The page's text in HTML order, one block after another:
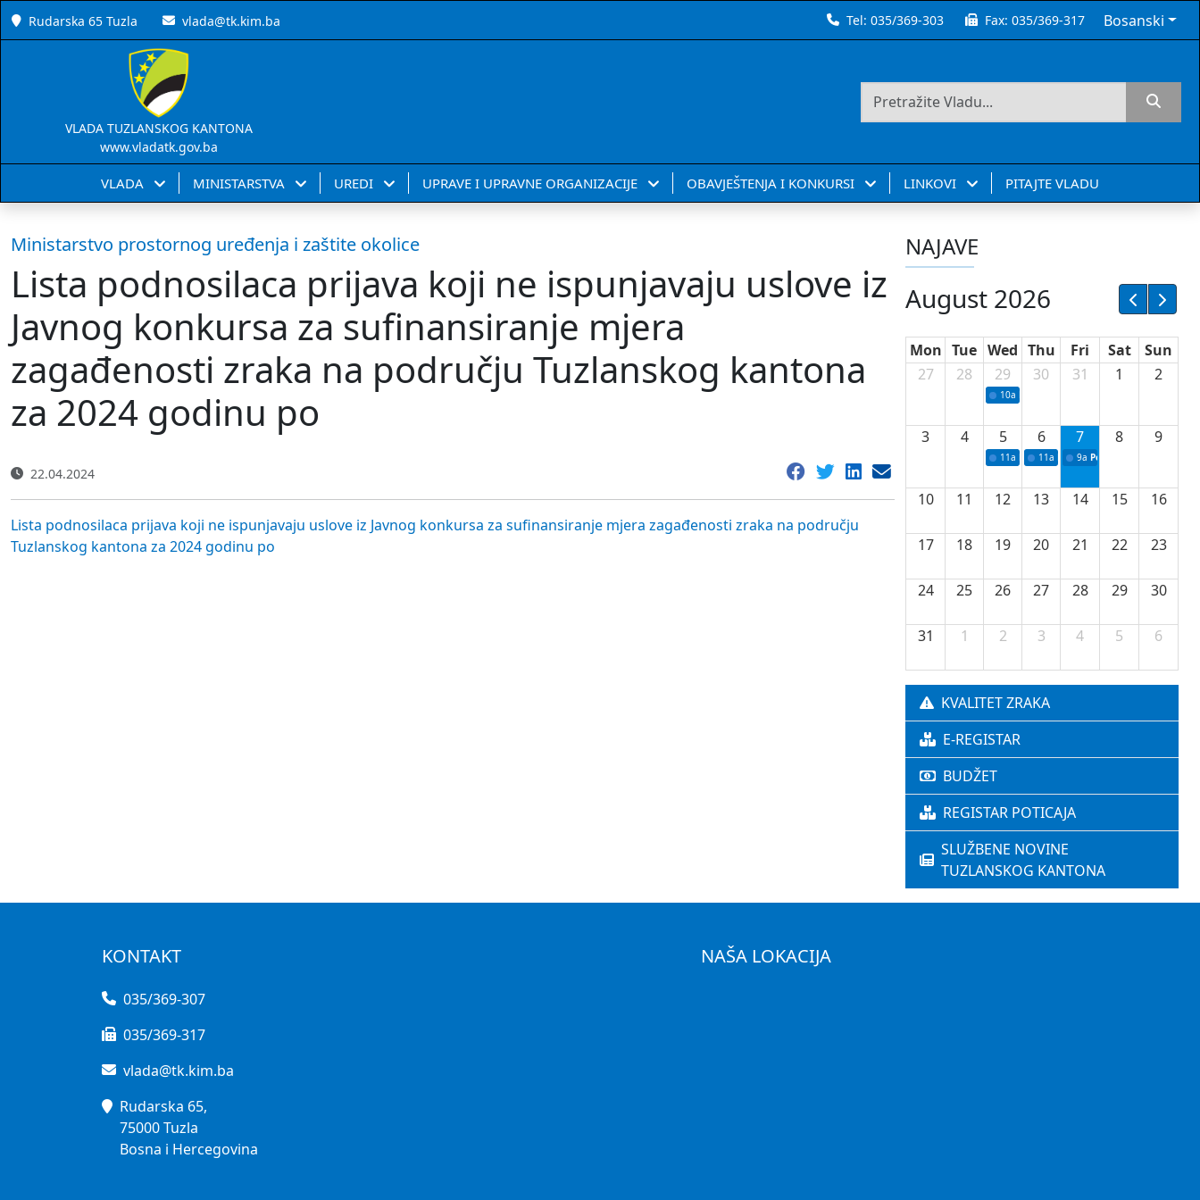
Rudarska 65 Tuzla vlada@tk.kim.ba Tel:035/369-303 Fax:035/369-317 Bosanski
VLADA TUZLANSKOG KANTONA
www.vladatk.gov.ba
VLADA MINISTARSTVA UREDI UPRAVE I UPRAVNE ORGANIZACIJE OBAVJEŠTENJA I KONKURSI LINKOVI PITAJTE VLADU
Ministarstvo prostornog uređenja i zaštite okolice
Lista podnosilaca prijava koji ne ispunjavaju uslove iz
Javnog konkursa za sufinansiranje mjera
zagađenosti zraka na području Tuzlanskog kantona
za 2024 godinu po
22.04.2024
Lista podnosilaca prijava koji ne ispunjavaju uslove iz Javnog konkursa za sufinansiranje mjera zagađenosti zraka na području
Tuzlanskog kantona za 2024 godinu po
NAJAVE
August 2026
Mon Tue Wed Thu Fri Sat
Sun
27
28 29
10a Potpisivanje ugovora sa neprofitnim
30 31 1 2
3 4 5
11a Potpisivanje ugovora o stipendijama
6
11a Podrška razvoju vodne
7
9a Početak izgradnje nove
8 9
10 11 12 13 14 15 16
17 18 19 20 21 22 23
24 25 26 27 28 29 30
31 1 2 3 4 5 6
KVALITET ZRAKA
E-REGISTAR
BUDŽET
REGISTAR POTICAJA
SLUŽBENE NOVINE
TUZLANSKOG KANTONA
KONTAKT
035/369-307
035/369-317
vlada@tk.kim.ba
Rudarska 65,
75000 Tuzla
Bosna i Hercegovina
NAŠA LOKACIJA